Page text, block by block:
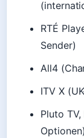
RTÉ
Sender)
All4
ITV X
Pluto
Optionen)